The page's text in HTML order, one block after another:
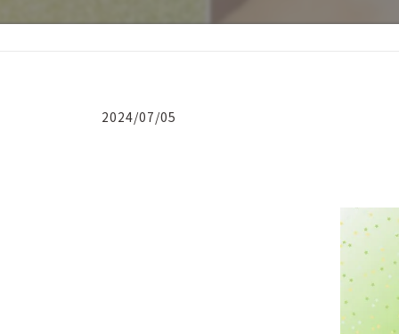
2024/07/05